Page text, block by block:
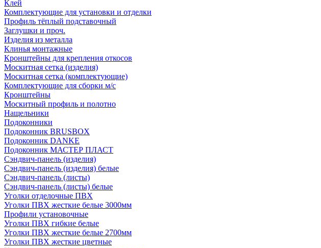
Клей
Комплектующие для установки и отделки
Профиль тёплый подставочный
Заглушки и проч.
Изделия из металла
Клинья монтажные
Кронштейны для крепления откосов
Москитная сетка (изделия)
Москитная сетка (комплектующие)
Комплектующие для сборки м/с
Кронштейны
Москитный профиль и полотно
Нащельники
Подоконники
Подоконник BRUSBOX
Подоконник DANKE
Подоконник МАСТЕР ПЛАСТ
Сэндвич-панель (изделия)
Сэндвич-панель (изделия) белые
Сэндвич-панель (листы)
Сэндвич-панель (листы) белые
Уголки отделочные ПВХ
Уголки ПВХ жесткие белые 3000мм
Профили установочные
Уголки ПВХ гибкие белые
Уголки ПВХ жесткие белые 2700мм
Уголки ПВХ жесткие цветные